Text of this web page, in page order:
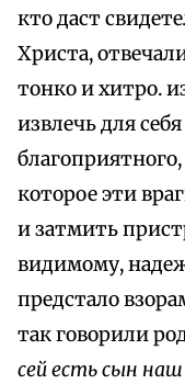
кто даст
Христа,
тонко и хитро.
извлечь для
которое эти
и затмить
видимому,
предстало
так говорили
сей есть сын наш